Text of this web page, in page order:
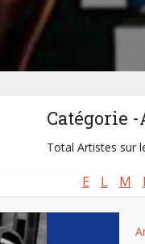
Catégorie
Total Artistes sur
E L M